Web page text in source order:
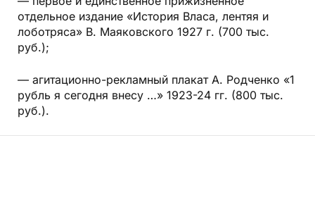
отдельное издание «История Власа, лентяя и
лоботряса» В. Маяковского 1927 г. (700 тыс.
руб.);
— агитационно-рекламный плакат А. Родченко «1
рубль я сегодня внесу …» 1923-24 гг. (800 тыс.
руб.).